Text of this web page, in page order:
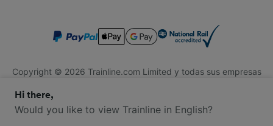
Copyright © 2026 Trainline.com Limited y todas sus empresas
Trainline.com Limited está registrada en Inglaterra y Gales.
Compañía No. 3846791. Dirección: 1 Stonecutter St, Londres
Hi there,
Would you like to view Trainline in English?